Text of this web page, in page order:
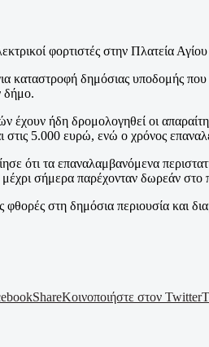
φορτιστές στην Πλατεία
καταστροφή δημόσιας υποδομής που
δήμο.
έχουν ήδη δρομολογηθεί οι
στις 5.000 ευρώ, ενώ ο χρόνος
ότι τα επαναλαμβανόμενα
σήμερα παρέχονταν δωρεάν στο
φθορές στη δημόσια περιουσία και
ShareΚοινοποιήστε στον Twitter